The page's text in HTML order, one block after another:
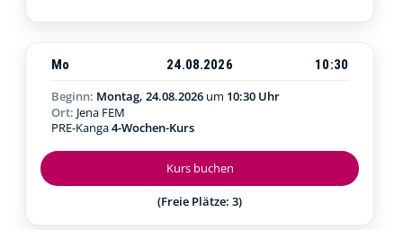
Kurs buchen
(Freie Plätze: 3)
Mo 24.08.2026
10:30
Beginn: Montag, 24.08.2026 um 10:30 Uhr
Ort: Jena FEM
PRE-Kanga4-Wochen-Kurs